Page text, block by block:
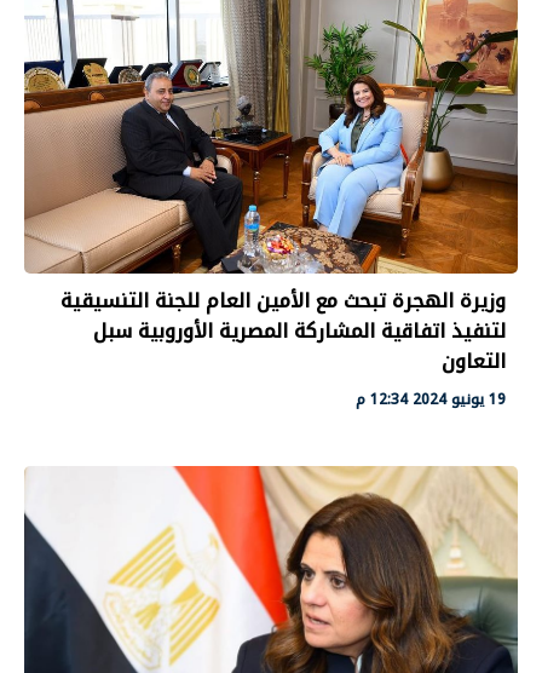
وزيرة الهجرة تبحث مع الأمين العام للجنة التنسيقية
لتنفيذ اتفاقية المشاركة المصرية الأوروبية سبل
التعاون
19 يونيو 2024 12:34 م